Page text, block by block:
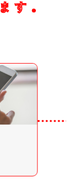
す。